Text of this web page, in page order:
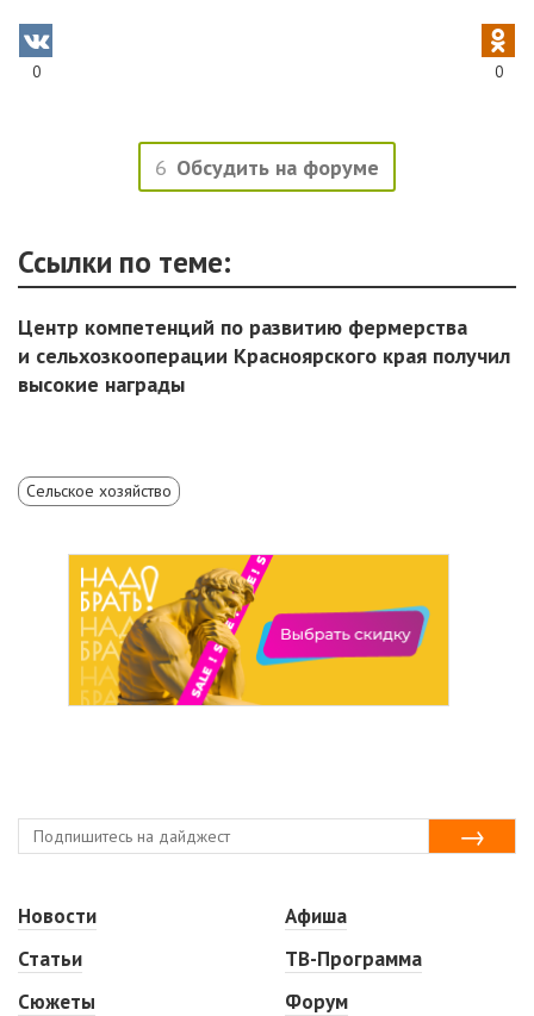
0 0
6 Обсудить на форуме
Ссылки по теме:
Центр компетенций по развитию фермерства
и сельхозкооперации Красноярского края получил
высокие награды
Сельское хозяйство
Новости
Статьи
Сюжеты
Афиша
ТВ-Программа
Форум